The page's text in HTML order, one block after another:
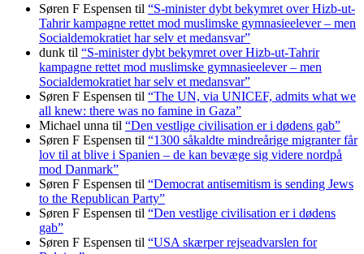
Søren F Espensen til “S-minister dybt bekymret over Hizb-ut-
Tahrir kampagne rettet mod muslimske gymnasieelever – men
Socialdemokratiet har selv et medansvar”
dunk til “S-minister dybt bekymret over Hizb-ut-Tahrir
kampagne rettet mod muslimske gymnasieelever – men
Socialdemokratiet har selv et medansvar”
Søren F Espensen til “The UN, via UNICEF, admits what we
all knew: there was no famine in Gaza”
Michael unna til “Den vestlige civilisation er i dødens gab”
Søren F Espensen til “1300 såkaldte mindreårige migranter får
lov til at blive i Spanien – de kan bevæge sig videre nordpå
mod Danmark”
Søren F Espensen til “Democrat antisemitism is sending Jews
to the Republican Party”
Søren F Espensen til “Den vestlige civilisation er i dødens
gab”
Søren F Espensen til “USA skærper rejseadvarslen for